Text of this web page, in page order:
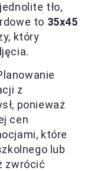
tło,
to 35x45
który
z
ponieważ
cen
które
lub
zwrócić